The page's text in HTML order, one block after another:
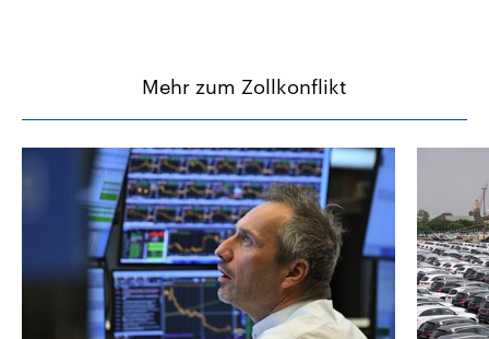
Mehr zum Zollkonflikt